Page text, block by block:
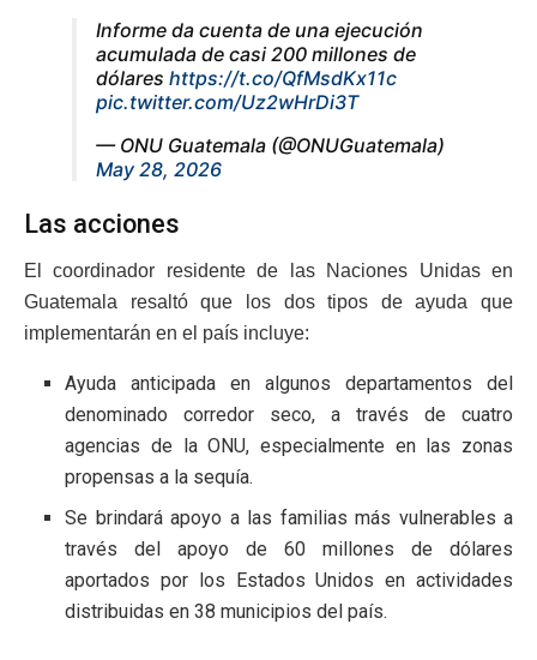
Informe da cuenta de una ejecución
acumulada de casi 200 millones de
dólares https://t.co/QfMsdKx11c
pic.twitter.com/Uz2wHrDi3T
— ONU Guatemala (@ONUGuatemala)
May 28, 2026
Las acciones
El coordinador residente de las Naciones Unidas en
Guatemala resaltó que los dos tipos de ayuda que
implementarán en el país incluye:
Ayuda anticipada en algunos departamentos del
denominado corredor seco, a través de cuatro
agencias de la ONU, especialmente en las zonas
propensas a la sequía.
Se brindará apoyo a las familias más vulnerables a
través del apoyo de 60 millones de dólares
aportados por los Estados Unidos en actividades
distribuidas en 38 municipios del país.